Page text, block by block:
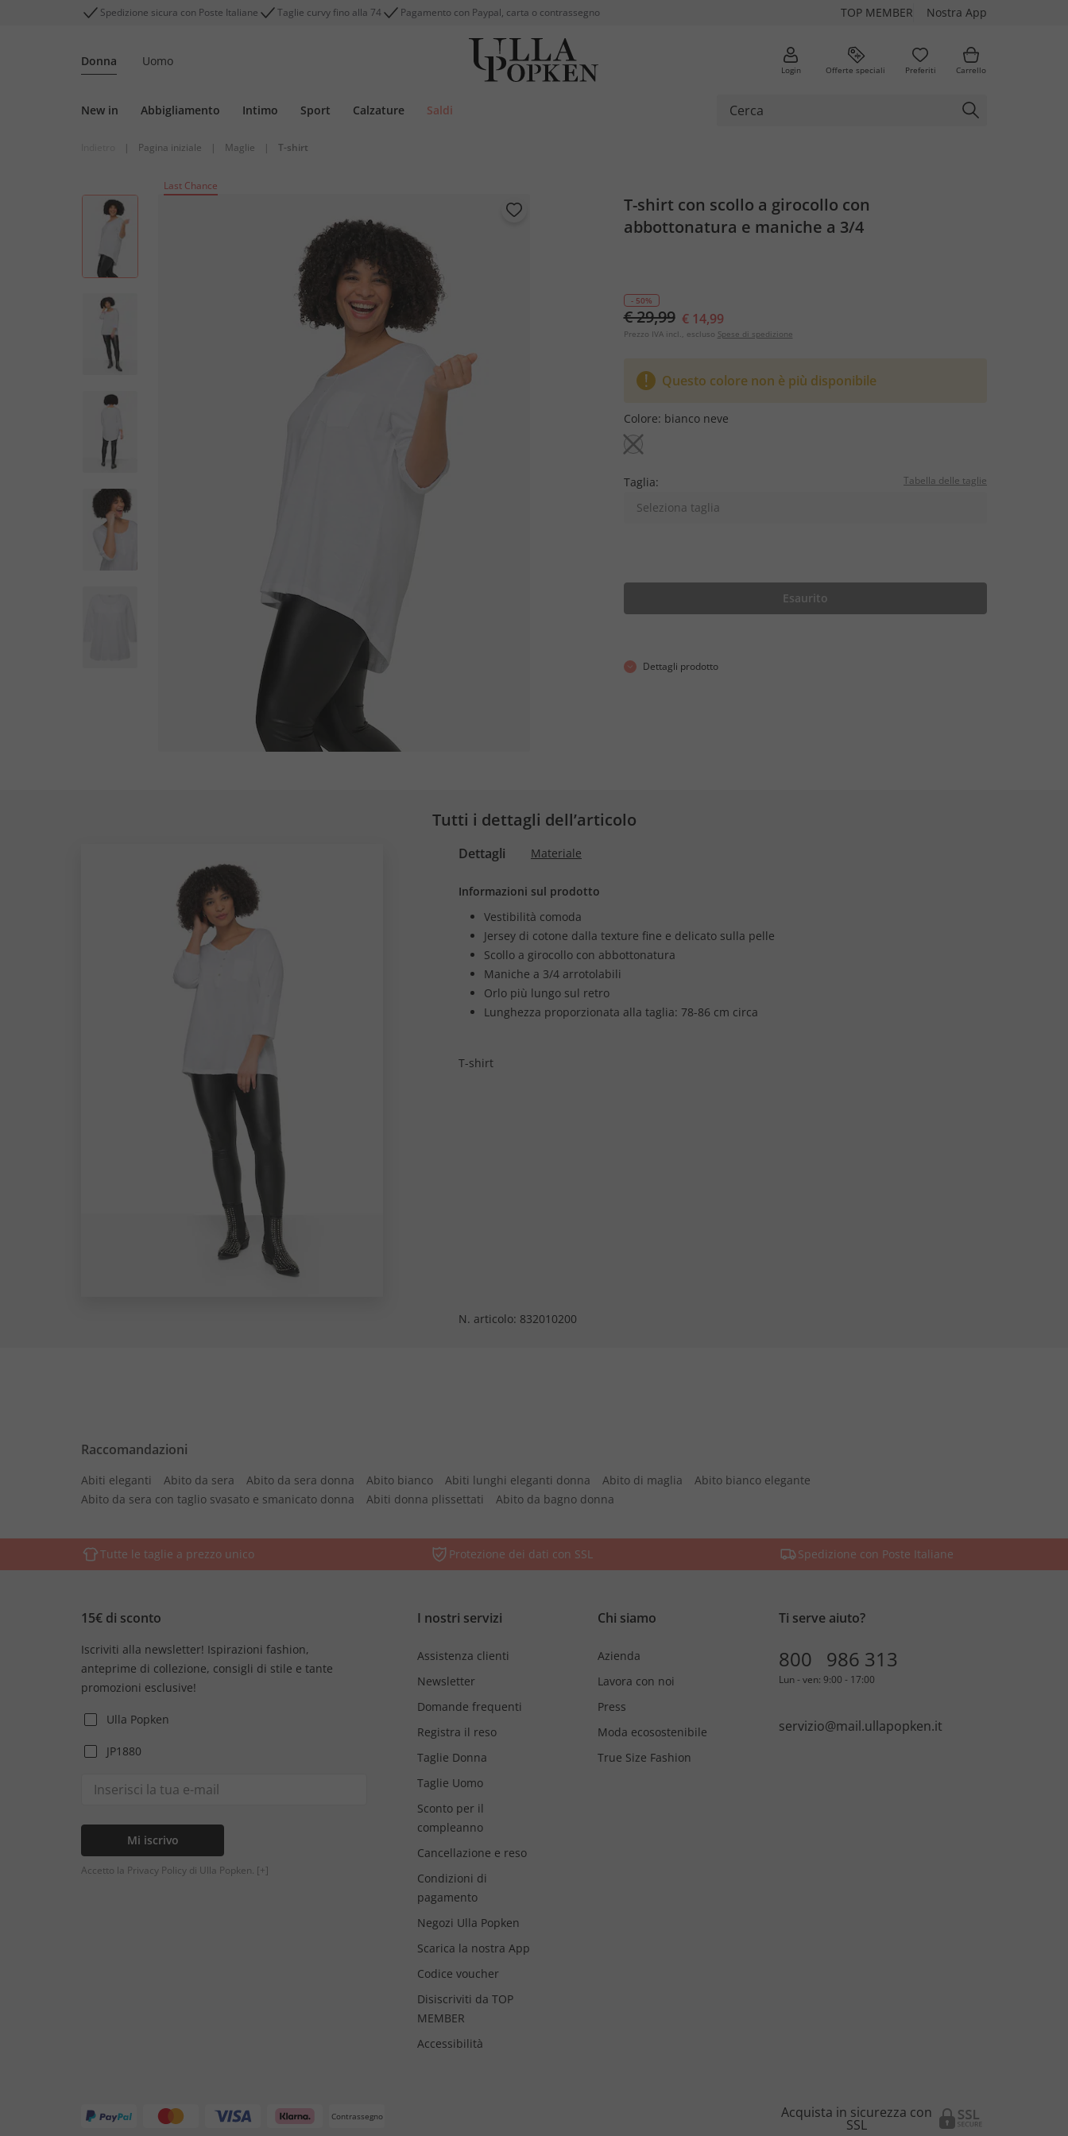
Spedizione sicura con Poste Italiane Taglie curvy fino alla 74 Pagamento con Paypal, carta o contrassegno TOP MEMBER Nostra App
Donna Uomo
Login Offerte speciali Preferiti Carrello
New in Abbigliamento Intimo Sport Calzature Saldi
| Pagina iniziale | Maglie | T-shirt
Last Chance
T-shirt con scollo a girocollo con
abbottonatura e maniche a 3/4
- 50%
€ 29,99 € 14,99
Prezzo IVA incl., escluso Spese di spedizione
Questo colore non è più disponibile
Colore: bianco neve
Taglia: Tabella delle taglie
Seleziona taglia
Esaurito
Dettagli prodotto
Tutti i dettagli dell’articolo
Dettagli Materiale
Informazioni sul prodotto
Vestibilità comoda
Jersey di cotone dalla texture fine e delicato sulla pelle
Scollo a girocollo con abbottonatura
Maniche a 3/4 arrotolabili
Orlo più lungo sul retro
Lunghezza proporzionata alla taglia: 78-86 cm circa
T-shirt
N. articolo: 832010200
Raccomandazioni
Abiti eleganti Abito da sera Abito da sera donna Abito bianco Abiti lunghi eleganti donna Abito di maglia
Abito bianco elegante
Abito da sera con taglio svasato e smanicato donna
Abiti donna plissettati Abito da bagno donna
Tutte le taglie a prezzo unico Protezione dei dati con SSL Spedizione con Poste Italiane
15€ di sconto
Iscriviti alla newsletter! Ispirazioni fashion,
anteprime di collezione, consigli di stile e tante
promozioni esclusive!
Ulla Popken
JP1880
Mi iscrivo
Accetto la Privacy Policy di Ulla Popken. [+]
I nostri servizi
Assistenza clienti
Newsletter
Domande frequenti
Registra il reso
Taglie Donna
Taglie Uomo
Sconto per il
compleanno
Cancellazione e reso
Condizioni di
pagamento
Negozi Ulla Popken
Scarica la nostra App
Codice voucher
Disiscriviti da TOP
MEMBER
Accessibilità
Chi siamo
Azienda
Lavora con noi
Press
Moda ecosostenibile
True Size Fashion
Ti serve aiuto?
800 986 313
Lun - ven: 9:00 - 17:00
servizio@mail.ullapopken.it
Contrassegno Acquista in sicurezza con
SSL